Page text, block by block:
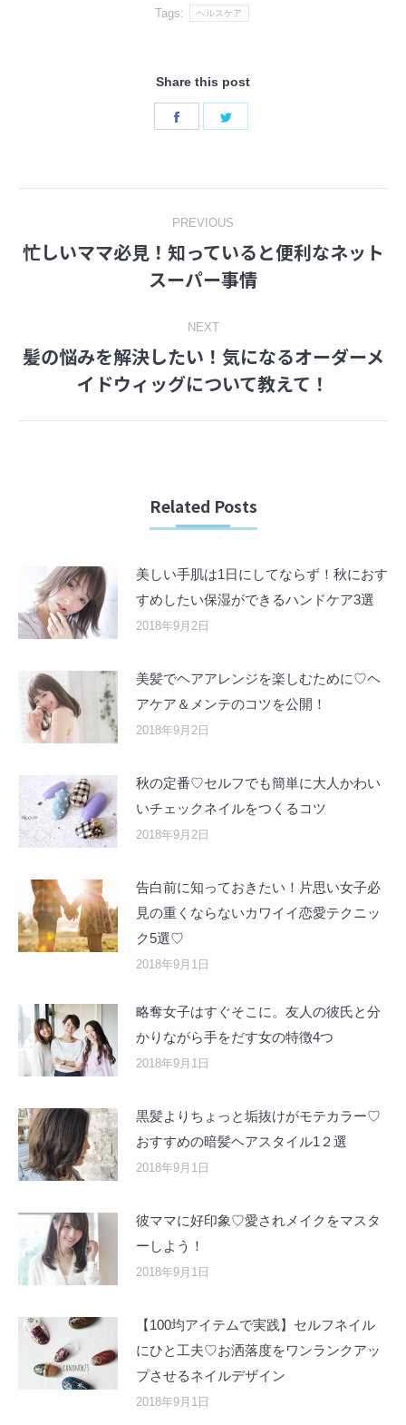
Tags: ヘルスケア
Share this post
Share
navigation
PREVIOUS
Previous
post:
忙しいママ必見！知っていると便利なネット
スーパー事情
NEXT
Next
post:
髪の悩みを解決したい！気になるオーダーメ
イドウィッグについて教えて！
Related Posts
美しい手肌は1日にしてならず！秋におす
すめしたい保湿ができるハンドケア3選
2018年9月2日
美髪でヘアアレンジを楽しむために♡ヘ
アケア＆メンテのコツを公開！
2018年9月2日
秋の定番♡セルフでも簡単に大人かわい
いチェックネイルをつくるコツ
2018年9月2日
告白前に知っておきたい！片思い女子必
見の重くならないカワイイ恋愛テクニッ
ク5選♡
2018年9月1日
略奪女子はすぐそこに。友人の彼氏と分
かりながら手をだす女の特徴4つ
2018年9月1日
黒髪よりちょっと垢抜けがモテカラー♡
おすすめの暗髪ヘアスタイル1２選
2018年9月1日
彼ママに好印象♡愛されメイクをマスタ
ーしよう！
2018年9月1日
【100均アイテムで実践】セルフネイル
にひと工夫♡お洒落度をワンランクアッ
プさせるネイルデザイン
2018年9月1日